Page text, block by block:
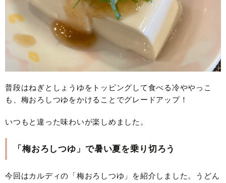
普段はねぎとしょうゆをトッピングして食べる冷ややっこ
も、梅おろしつゆをかけることでグレードアップ！
いつもと違った味わいが楽しめました。
「梅おろしつゆ」で暑い夏を乗り切ろう
今回はカルディの「梅おろしつゆ」を紹介しました。うどん